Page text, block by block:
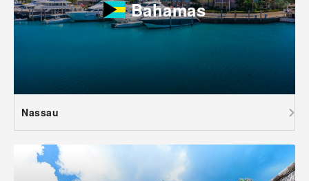
Bahamas
Nassau